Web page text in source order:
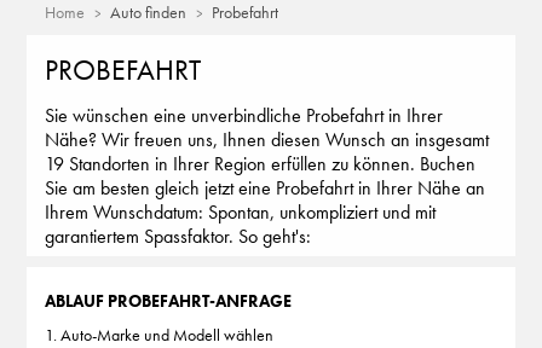
Home Auto finden Probefahrt
PROBEFAHRT
Sie wünschen eine unverbindliche Probefahrt in Ihrer
Nähe? Wir freuen uns, Ihnen diesen Wunsch an insgesamt
19 Standorten in Ihrer Region erfüllen zu können. Buchen
Sie am besten gleich jetzt eine Probefahrt in Ihrer Nähe an
Ihrem Wunschdatum: Spontan, unkompliziert und mit
garantiertem Spassfaktor. So geht's:
ABLAUF PROBEFAHRT-ANFRAGE
1. Auto-Marke und Modell wählen